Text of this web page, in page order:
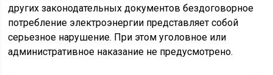
других законодательных документов бездоговорное
потребление электроэнергии представляет собой
серьезное нарушение. При этом уголовное или
административное наказание не предусмотрено.